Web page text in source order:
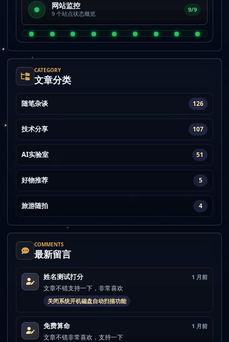
网站监控
9 个站点状态概览
9/9
CATEGORY
文章分类
随笔杂谈 126
技术分享 107
AI实验室 51
好物推荐 5
旅游随拍 4
COMMENTS
最新留言
姓名测试打分 1 月前
文章不错支持一下，非常喜欢
关闭系统开机磁盘自动扫描功能
免费算命 1 月前
文章不错非常喜欢，支持一下